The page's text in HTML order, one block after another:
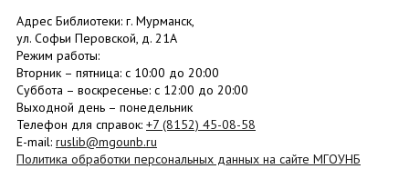
Адрес Библиотеки: г. Мурманск,
ул. Софьи Перовской, д. 21А
Режим работы:
Вторник – пятница: с 10:00 до 20:00
Суббота – воскресенье: c 12:00 до 20:00
Выходной день – понедельник
Телефон для справок: +7 (8152) 45-08-58
E-mail: ruslib@mgounb.ru
Политика обработки персональных данных на сайте МГОУНБ